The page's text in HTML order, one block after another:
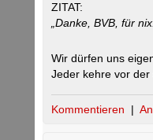
ZITAT:
„Danke, BVB, für
Wir dürfen uns
Jeder kehre vor der
Kommentieren |